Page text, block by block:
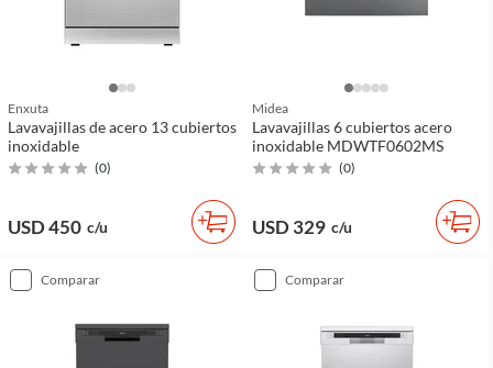
Enxuta
Lavavajillas de acero 13 cubiertos
inoxidable
(0)
USD 450 c/u
Midea
Lavavajillas 6 cubiertos acero
inoxidable MDWTF0602MS
(0)
USD 329 c/u
comparar comparar